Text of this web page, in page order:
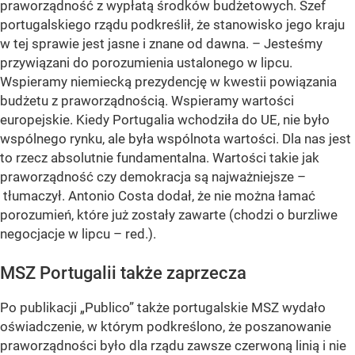
praworządność z wypłatą środków budżetowych. Szef
portugalskiego rządu podkreślił, że stanowisko jego kraju
w tej sprawie jest jasne i znane od dawna. – Jesteśmy
przywiązani do porozumienia ustalonego w lipcu.
Wspieramy niemiecką prezydencję w kwestii powiązania
budżetu z praworządnością. Wspieramy wartości
europejskie. Kiedy Portugalia wchodziła do UE, nie było
wspólnego rynku, ale była wspólnota wartości. Dla nas jest
to rzecz absolutnie fundamentalna. Wartości takie jak
praworządność czy demokracja są najważniejsze –
tłumaczył. Antonio Costa dodał, że nie można łamać
porozumień, które już zostały zawarte (chodzi o burzliwe
negocjacje w lipcu – red.).
MSZ Portugalii także zaprzecza
Po publikacji „Publico” także portugalskie MSZ wydało
oświadczenie, w którym podkreślono, że poszanowanie
praworządności było dla rządu zawsze czerwoną linią i nie